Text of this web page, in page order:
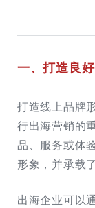
一、打造良
打造线上品牌
行出海营销的
品、服务或体
形象，并承载
出海企业可以